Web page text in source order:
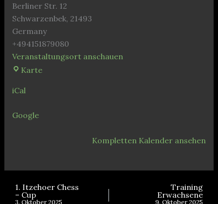
Berliner Str. 12
Schwarzenbek, 21493
Germany
+494151879080
Veranstaltungsort anschauen
KarteGrund-
iCal
Google
Kompletten Kalender ansehen
1. Itzehoer Chess
– Cup
Training
Erwachsene